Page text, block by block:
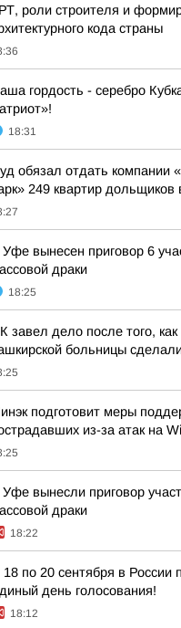
роли строителя и
кода страны
гордость - серебро
18:31
обязал отдать компании
249 квартир
вынесен приговор 6
драки
18:25
завел дело после того, как
больницы
подготовит меры
из-за атак на
вынесли приговор
драки
18:22
по 20 сентября в России
день голосования!
18:12